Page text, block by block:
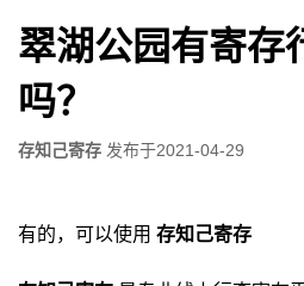
翠湖公园有寄存
吗？
存知己寄存 发布于2021-04-29
有的，可以使用 存知己寄存